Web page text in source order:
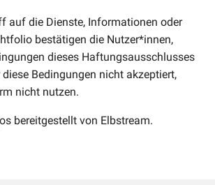
auf die Dienste, Informationen oder
bestätigen die Nutzer*innen,
dieses Haftungsausschlusses
diese Bedingungen nicht akzeptiert,
nicht nutzen.
bereitgestellt von Elbstream.